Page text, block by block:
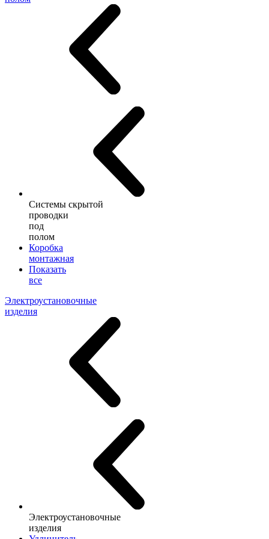
Системы скрытой
проводки
под
полом
Коробка
монтажная
Показать
все
Электроустановочные
изделия
Электроустановочные
изделия